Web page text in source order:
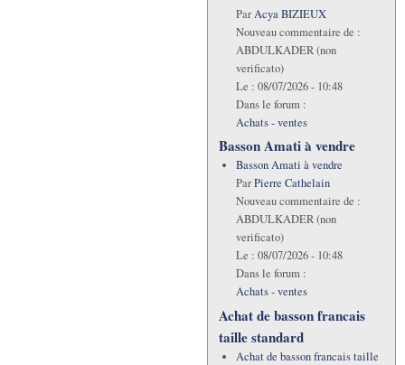
ParAcya BIZIEUX
Nouveau commentaire de :
ABDULKADER (non
verificato)
Le : 08/07/2026 - 10:48
Dans le forum :
Achats - ventes
Basson Amati à vendre
Basson Amati à vendre
ParPierre Cathelain
Nouveau commentaire de :
ABDULKADER (non
verificato)
Le : 08/07/2026 - 10:48
Dans le forum :
Achats - ventes
Achat de basson francais
taille standard
Achat de basson francais taille